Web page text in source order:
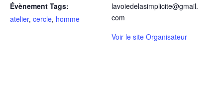
Évènement Tags:
atelier, cercle, homme
lavoiedelasimplicite@gmail.
com
Voir le site Organisateur